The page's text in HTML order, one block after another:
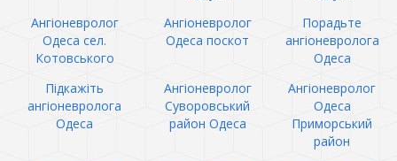
Ангіоневролог
Одеса сел.
Котовського
Ангіоневролог
Одеса поскот
Порадьте
ангіоневролога
Одеса
Підкажіть
ангіоневролога
Одеса
Ангіоневролог
Суворовський
район Одеса
Ангіоневролог
Одеса
Приморський
район